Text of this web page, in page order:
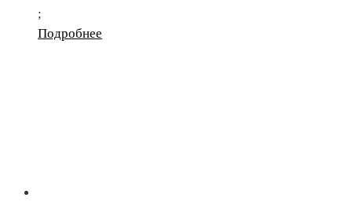
;
Подробнее